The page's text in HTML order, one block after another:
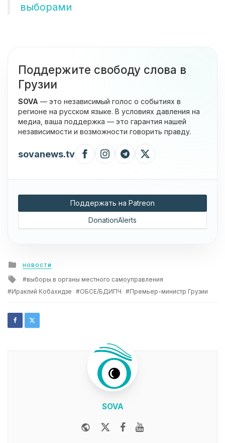
выборами
Поддержите свободу слова в
Грузии
SOVA — это независимый голос о событиях в
регионе на русском языке. В условиях давления на
медиа, ваша поддержка — это гарантия нашей
независимости и возможности говорить правду.
sovanews.tv
Поддержать на Patreon
DonationAlerts
Posted
in
НОВОСТИ
Tagged
выборы в органы местного самоуправления
Ираклий Кобахидзе
ОБСЕ/БДИПЧ Премьер-министр Грузии
SOVA
WebsiteTwitterFacebook